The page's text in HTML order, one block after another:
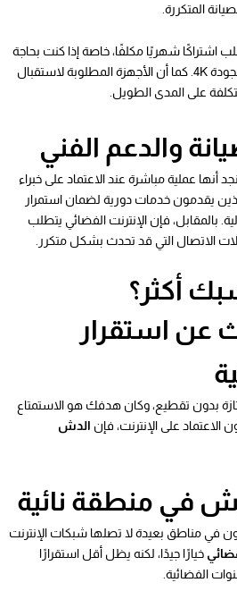
المتكررة.
اشتراكًا شهريًا مكلفًا، خاصة إذا كنت بحاجة
إلى سرعات عالية لبث القنوات بجودة 4K. كما أن الأجهزة المطلوبة لاستقبال
على المدى الطويل.
أنها عملية مباشرة عند الاعتماد على خبراء
يقدمون خدمات دورية لضمان استمرار
بالمقابل، فإن الإنترنت الفضائي يتطلب
الاتصال التي قد تحدث بشكل متكرر.
أكثر؟
عن استقرار
بدون تقطيع، وكان هدفك هو الاستمتاع
الاعتماد على الإنترنت، فإن الدش
في مناطق بعيدة لا تصلها شبكات الإنترنت
خيارًا جيدًا، لكنه يظل أقل استقرارًا
الفضائية.